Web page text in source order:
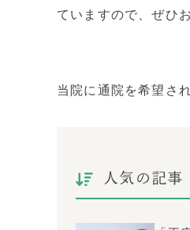
ていますので、ぜひ
当院に通院を希望さ
人気の記事